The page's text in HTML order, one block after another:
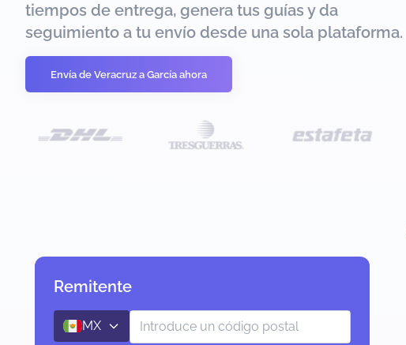
tiempos de entrega, genera tus guías y da
seguimiento a tu envío desde una sola plataforma.
Envía de Veracruz a García ahora
Remitente
MX